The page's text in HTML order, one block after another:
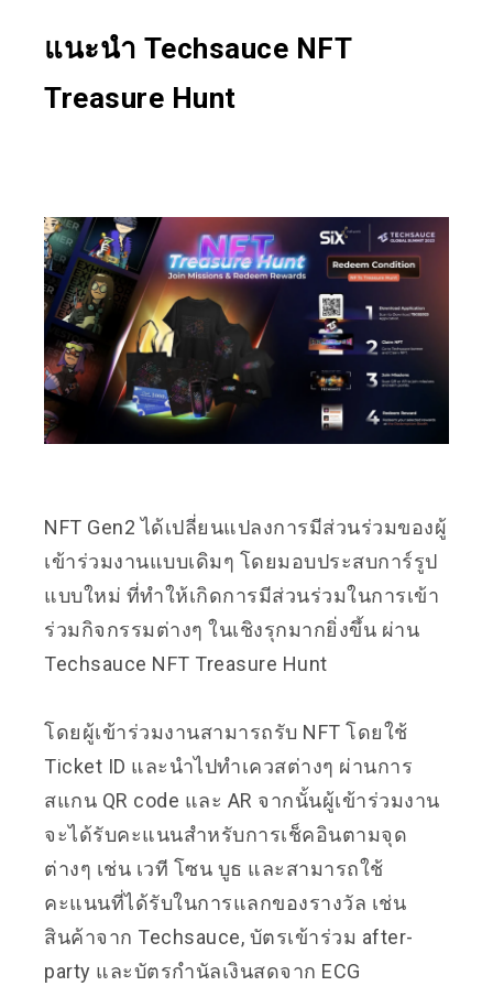
แนะนำ Techsauce NFT
Treasure Hunt
NFT Gen2 ได้เปลี่ยนแปลงการมีส่วนร่วมของผู้
เข้าร่วมงานแบบเดิมๆ โดยมอบประสบการ์รูป
แบบใหม่ ที่ทำให้เกิดการมีส่วนร่วมในการเข้า
ร่วมกิจกรรมต่างๆ ในเชิงรุกมากยิ่งขึ้น ผ่าน
Techsauce NFT Treasure Hunt
โดยผู้เข้าร่วมงานสามารถรับ NFT โดยใช้
Ticket ID และนำไปทำเควสต่างๆ ผ่านการ
สแกน QR code และ AR จากนั้นผู้เข้าร่วมงาน
จะได้รับคะแนนสำหรับการเช็คอินตามจุด
ต่างๆ เช่น เวที โซน บูธ และสามารถใช้
คะแนนที่ได้รับในการแลกของรางวัล เช่น
สินค้าจาก Techsauce, บัตรเข้าร่วม after-
party และบัตรกำนัลเงินสดจาก ECG